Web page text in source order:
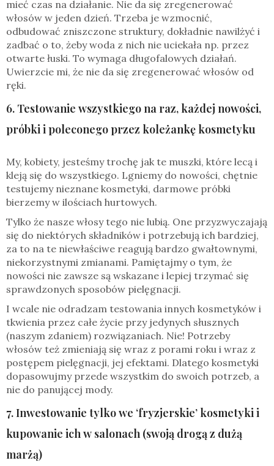
mieć czas na działanie. Nie da się zregenerować
włosów w jeden dzień. Trzeba je wzmocnić,
odbudować zniszczone struktury, dokładnie nawilżyć i
zadbać o to, żeby woda z nich nie uciekała np. przez
otwarte łuski. To wymaga długofalowych działań.
Uwierzcie mi, że nie da się zregenerować włosów od
ręki.
6. Testowanie wszystkiego na raz, każdej nowości,
próbki i poleconego przez koleżankę kosmetyku
My, kobiety, jesteśmy trochę jak te muszki, które lecą i
kleją się do wszystkiego. Lgniemy do nowości, chętnie
testujemy nieznane kosmetyki, darmowe próbki
bierzemy w ilościach hurtowych.
Tylko że nasze włosy tego nie lubią. One przyzwyczajają
się do niektórych składników i potrzebują ich bardziej,
za to na te niewłaściwe reagują bardzo gwałtownymi,
niekorzystnymi zmianami. Pamiętajmy o tym, że
nowości nie zawsze są wskazane i lepiej trzymać się
sprawdzonych sposobów pielęgnacji.
I wcale nie odradzam testowania innych kosmetyków i
tkwienia przez całe życie przy jedynych słusznych
(naszym zdaniem) rozwiązaniach. Nie! Potrzeby
włosów też zmieniają się wraz z porami roku i wraz z
postępem pielęgnacji, jej efektami. Dlatego kosmetyki
dopasowujmy przede wszystkim do swoich potrzeb, a
nie do panującej mody.
7. Inwestowanie tylko we ‘fryzjerskie’ kosmetyki i
kupowanie ich w salonach (swoją drogą z dużą
marżą)